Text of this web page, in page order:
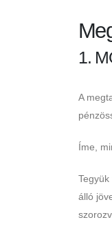
1.
A
Íme,
álló